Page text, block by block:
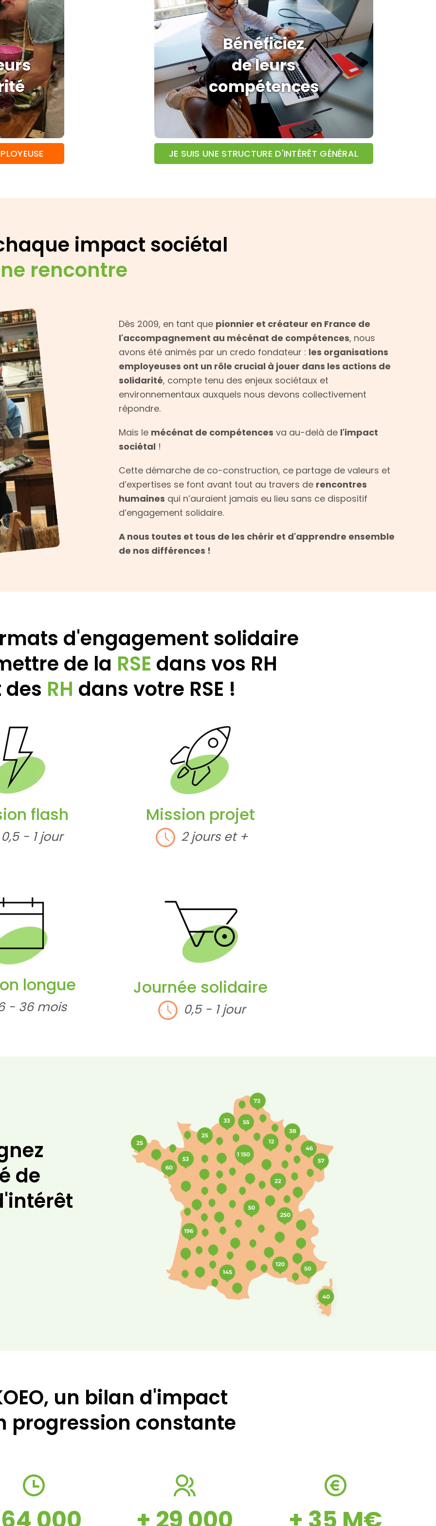
Bénéficiez
de leurs
compétences
JE SUIS UNE STRUCTURE D'INTÉRÊT GÉNÉRAL
impact sociétal
rencontre
Dès 2009, en tant que pionnier et créateur en France de
l'accompagnement au mécénat de compétences, nous
avons été animés par un credo fondateur : les organisations
employeuses ont un rôle crucial à jouer dans les actions de
solidarité, compte tenu des enjeux sociétaux et
environnementaux auxquels nous devons collectivement
répondre.
Mais le mécénat de compétences va au-delà de l'impact
sociétal !
Cette démarche de co-construction, ce partage de valeurs et
d’expertises se font avant tout au travers de rencontres
humaines qui n’auraient jamais eu lieu sans ce dispositif
d’engagement solidaire.
A nous toutes et tous de les chérir et d'apprendre ensemble
de nos différences !
d'engagement solidaire
de la RSE dans vos RH
des RH dans votre RSE !
flash
- 1 jour
Mission projet
2 jours et +
longue
- 36 mois
Journée solidaire
0,5 - 1 jour
de
un bilan d'impact
progression constante